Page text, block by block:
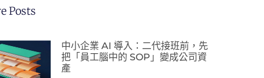
Posts
中小企業 AI 導入：二代接班前，先
把「員工腦中的 SOP」變成公司資
產